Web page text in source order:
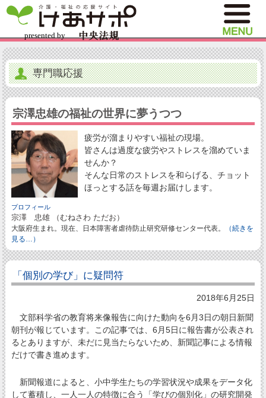
専門職応援
宗澤忠雄の福祉の世界に夢うつつ
疲労が溜まりやすい福祉の現場。
皆さんは過度な疲労やストレスを溜めていま
せんか？
そんな日常のストレスを和らげる、チョット
ほっとする話を毎週お届けします。
プロフィール
宗澤 忠雄 （むねさわ ただお）
大阪府生まれ。現在、日本障害者虐待防止研究研修センター代表。
（続きを
見る…）
「個別の学び」に疑問符
2018年6月25日
文部科学省の教育将来像報告に向けた動向を6月3日の朝日新聞
朝刊が報じています。この記事では、6月5日に報告書が公表され
るとありますが、未だに見当たらないため、新聞記事による情報
だけで書き進めます。
新聞報道によると、小中学生たちの学習状況や成果をデータ化
して蓄積し、一人一人の特徴に合う「学びの個別化」の研究開発